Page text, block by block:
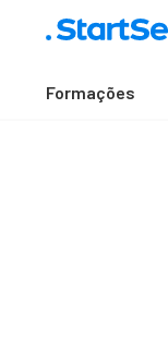
Formações